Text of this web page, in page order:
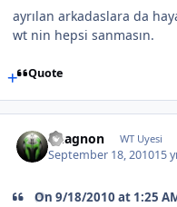
ayrılan arkadaslara da
wt nin hepsi sanmasın.
Quote
Vuagnon WT Uyesi
September 18, 201015
On 9/18/2010 at 1:25